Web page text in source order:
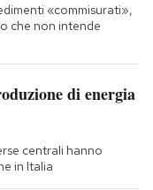
«commisurati»,
che non intende
di energia
centrali hanno
in Italia